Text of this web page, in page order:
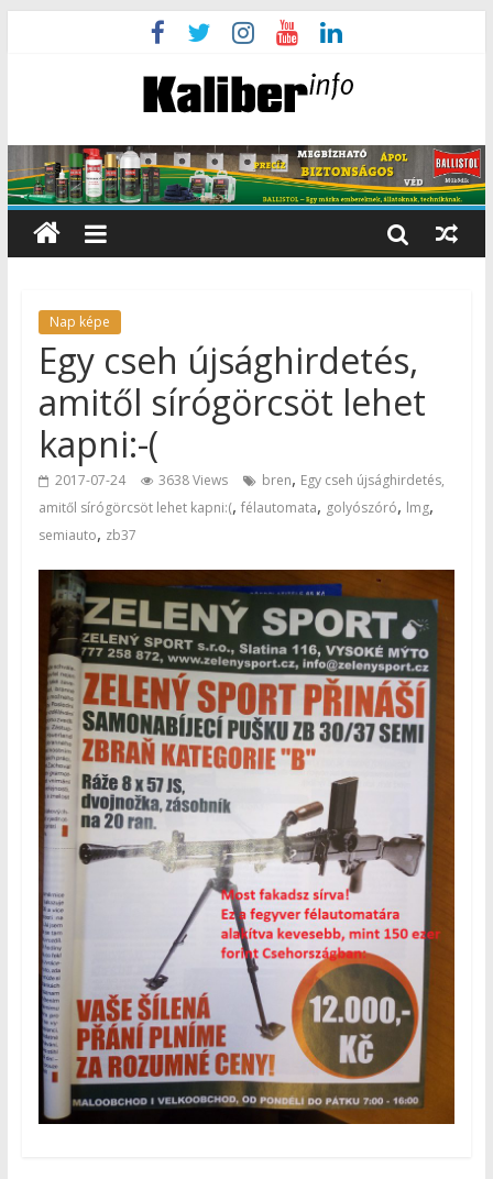
Nap képe
Egy cseh újsághirdetés,
amitől sírógörcsöt lehet
kapni:-(
2017-07-24 3638 Views bren, Egy cseh újsághirdetés,
amitől sírógörcsöt lehet kapni:(, félautomata, golyószóró, lmg,
semiauto, zb37